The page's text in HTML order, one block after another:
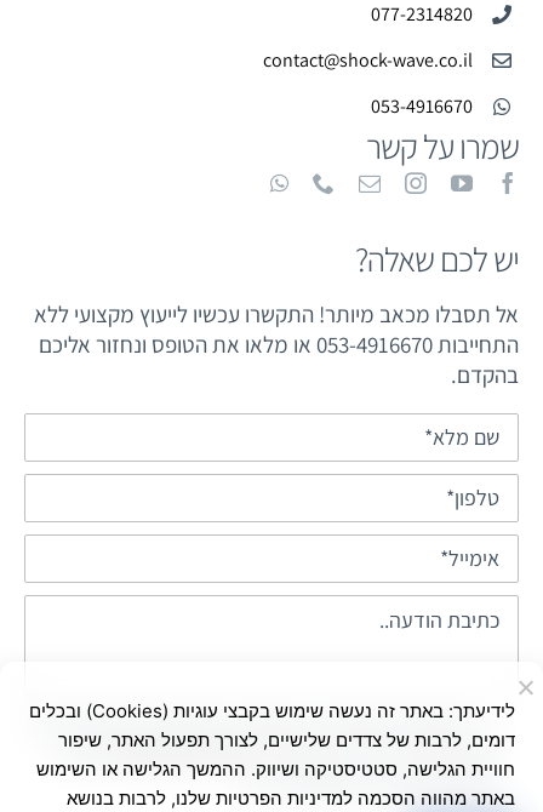
077-2314820
contact@shock-wave.co.il
053-4916670
שמרו על קשר
יש לכם שאלה?
אל תסבלו מכאב מיותר! התקשרו עכשיו לייעוץ מקצועי ללא
התחייבות 053-4916670 או מלאו את הטופס ונחזור אליכם
בהקדם.
בשליחת הטופס אני מאשר/ת שימוש בפרטים ליצירת
קשר ולדיוור ישיר, בהתאם ל- מדיניות הפרטיות באתר.
ניתן לבטל את הרישום בכל עת
לידיעתך: באתר זה נעשה שימוש בקבצי עוגיות (Cookies) ובכלים
דומים, לרבות של צדדים שלישיים, לצורך תפעול האתר, שיפור
חוויית הגלישה, סטטיסטיקה ושיווק. ההמשך הגלישה או השימוש
באתר מהווה הסכמה למדיניות הפרטיות שלנו, לרבות בנושא